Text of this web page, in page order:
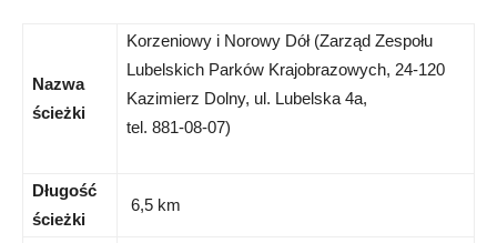
Nazwa
ścieżki
Korzeniowy i Norowy Dół (Zarząd Zespołu
Lubelskich Parków Krajobrazowych, 24-120
Kazimierz Dolny, ul. Lubelska 4a,
tel. 881-08-07)
Długość
ścieżki
6,5 km